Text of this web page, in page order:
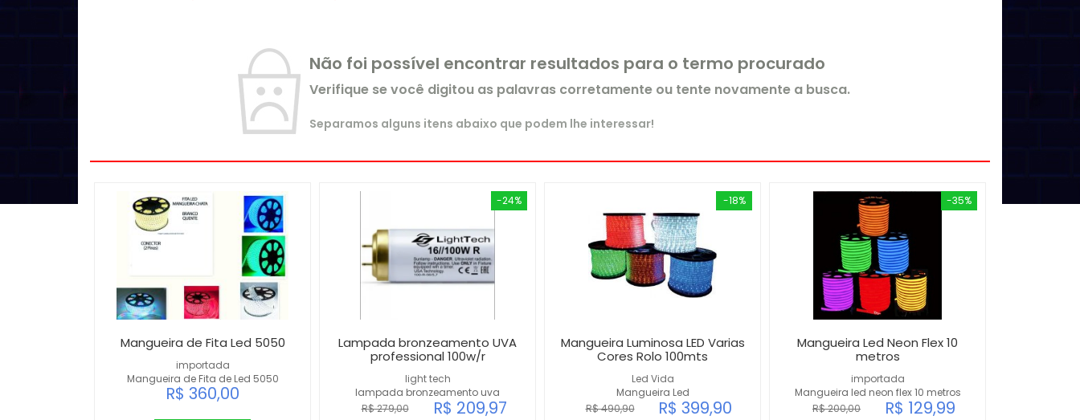
Não foi possível encontrar resultados para o termo procurado
Verifique se você digitou as palavras corretamente ou tente novamente a busca.
Separamos alguns itens abaixo que podem lhe interessar!
importada
Mangueira de Fita de Led 5050
Mangueira de Fita Led 5050
R$ 360,00
-24%
light tech
lampada bronzeamento uva
Lampada bronzeamento UVA
professional 100w/r
R$ 279,00 R$ 209,97
-18%
Led Vida
Mangueira Led
Mangueira Luminosa LED Varias
Cores Rolo 100mts
R$ 490,90 R$ 399,90
-35%
importada
Mangueira led neon flex 10 metros
Mangueira Led Neon Flex 10
metros
R$ 200,00 R$ 129,99